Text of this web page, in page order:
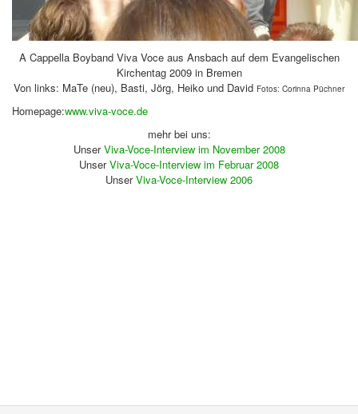
A Cappella Boyband Viva Voce aus Ansbach auf dem Evangelischen
Kirchentag 2009 in Bremen
Von links: MaTe (neu), Basti, Jörg, Heiko und David Fotos: Corinna Püchner
Homepage:www.viva-voce.de
mehr bei uns:
UnserViva-Voce-Interview im November 2008
UnserViva-Voce-Interview im Februar 2008
UnserViva-Voce-Interview 2006